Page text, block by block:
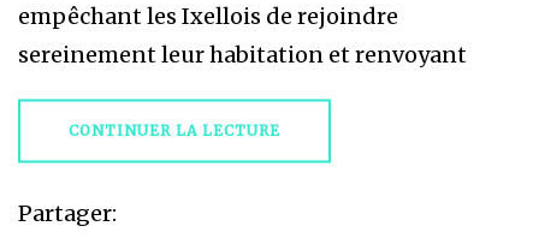
empêchant les Ixellois de rejoindre
sereinement leur habitation et renvoyant
CONTINUER LA LECTURE
Partager: